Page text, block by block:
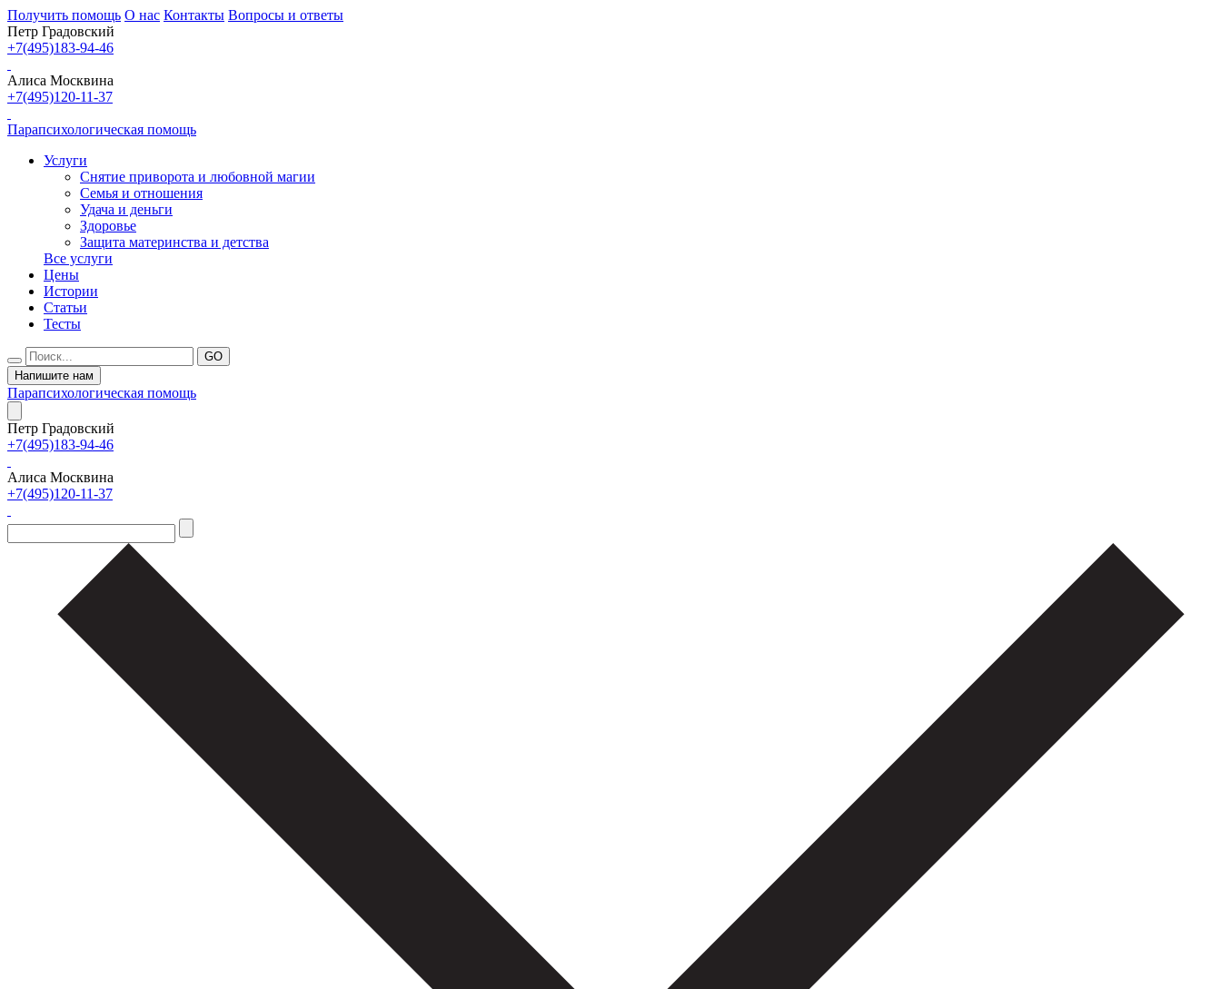
Получить помощь О нас Контакты Вопросы и ответы
Петр Градовский
+7(495)183-94-46
Алиса Москвина
+7(495)120-11-37
Парапсихологическая помощь
Услуги
Снятие приворота и любовной магии
Семья и отношения
Удача и деньги
Здоровье
Защита материнства и детства
Все услуги
Цены
Истории
Статьи
Тесты
Напишите нам
Парапсихологическая помощь
Петр Градовский
+7(495)183-94-46
Алиса Москвина
+7(495)120-11-37